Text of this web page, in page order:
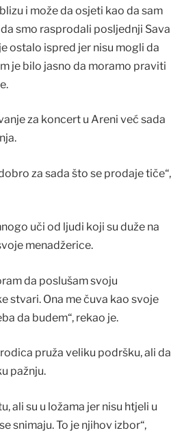
i može da osjeti kao da sam
smo rasprodali posljednji Sava
ostalo ispred jer nisu mogli da
je bilo jasno da moramo praviti
za koncert u Areni već sada
za sada što se prodaje tiče“,
uči od ljudi koji su duže na
menadžerice.
da poslušam svoju
stvari. Ona me čuva kao svoje
da budem“, rekao je.
pruža veliku podršku, ali da
pažnju.
ali su u ložama jer nisu htjeli u
snimaju. To je njihov izbor“,